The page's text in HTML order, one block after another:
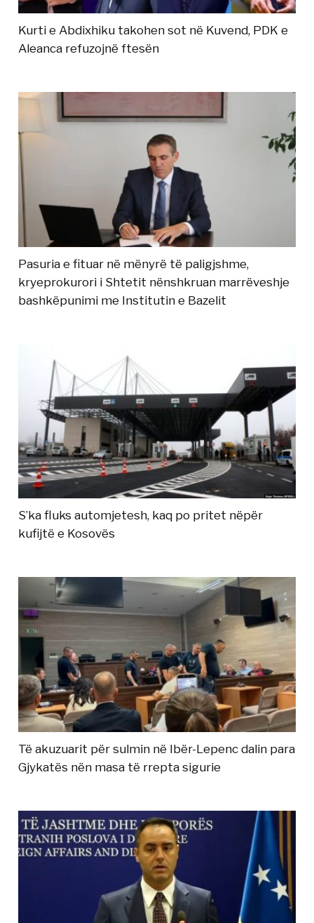
Kurti e Abdixhiku takohen sot në Kuvend, PDK e
Aleanca refuzojnë ftesën
Pasuria e fituar në mënyrë të paligjshme,
kryeprokurori i Shtetit nënshkruan marrëveshje
bashkëpunimi me Institutin e Bazelit
S’ka fluks automjetesh, kaq po pritet nëpër
kufijtë e Kosovës
Të akuzuarit për sulmin në Ibër-Lepenc dalin para
Gjykatës nën masa të rrepta sigurie